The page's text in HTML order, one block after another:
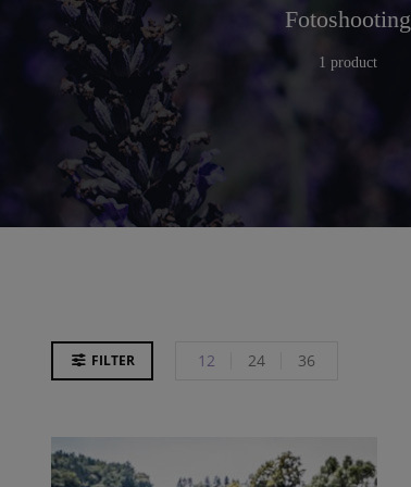
Küche
25 products
Fotoshooting
1 product
FILTER 12 24 36